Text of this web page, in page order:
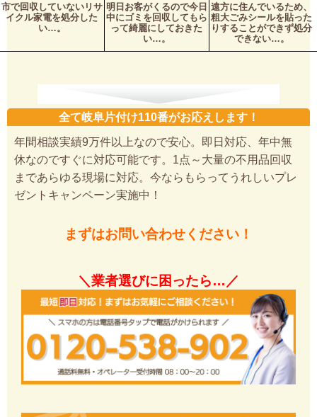
市で回収していないリサ
イクル家電を処分した
い…。
明日お客がくるので今日
中にゴミを回収してもら
って綺麗にしておきた
い…。
遠方に住んでいるため、
粗大ごみシールを貼った
りすることができず処分
できない…。
全て岐阜片付け110番がお応えします！
年間相談実績9万件以上なので安心。即日対応、年中無
休なのですぐに対応可能です。1点～大量の不用品回収
まであらゆる現場に対応。今ならもらってうれしいプレ
ゼントキャンペーン実施中！
まずはお問い合わせください！
＼業者選びに困ったら…／